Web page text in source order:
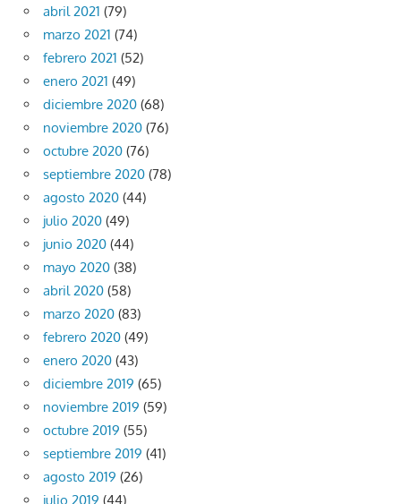
abril 2021 (79)
marzo 2021 (74)
febrero 2021 (52)
enero 2021 (49)
diciembre 2020 (68)
noviembre 2020 (76)
octubre 2020 (76)
septiembre 2020 (78)
agosto 2020 (44)
julio 2020 (49)
junio 2020 (44)
mayo 2020 (38)
abril 2020 (58)
marzo 2020 (83)
febrero 2020 (49)
enero 2020 (43)
diciembre 2019 (65)
noviembre 2019 (59)
octubre 2019 (55)
septiembre 2019 (41)
agosto 2019 (26)
julio 2019 (44)